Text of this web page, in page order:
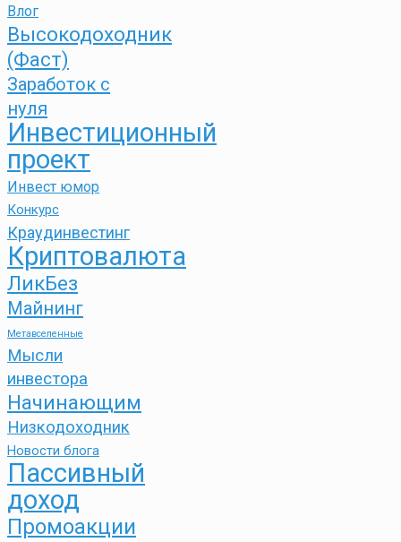
Влог
Высокодоходник
(Фаст)
Заработок с
нуля
Инвестиционный
проект
Инвест юмор
Конкурс
Краудинвестинг
Криптовалюта
ЛикБез
Майнинг
Метавселенные
Мысли
инвестора
Начинающим
Низкодоходник
Новости блога
Пассивный
доход
Промоакции